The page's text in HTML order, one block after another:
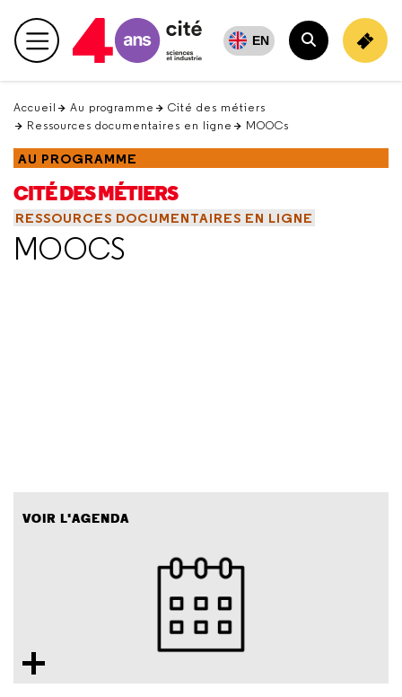
en
haut Menu principal EN
Rechercher
Accueil Au programme
Cité des métiers
Ressources documentaires en ligne
MOOCs
AU PROGRAMME
CITÉ DES MÉTIERS
RESSOURCES DOCUMENTAIRES EN LIGNE
MOOCS
VOIR L'AGENDA